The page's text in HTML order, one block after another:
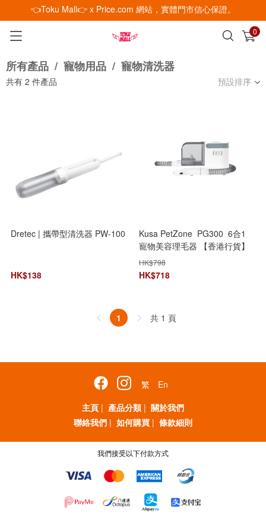
👈Toku Mall👉 x Price.com 網站，實體門市信心保證。
0
已加入購物車 查看
所有產品 / 寵物用品 / 寵物清洗器
共有 2 件產品 預設排序
Dretec | 攜帶型清洗器 PW-100
HK$138
Kusa PetZone PG300 6合1
寵物美容理毛器 【香港行貨】
[梳毛][剃毛][打薄][開結][清理]
[吸毛]
HK$798
HK$718
1 共 1 頁
繁
En
主頁 | 產品分類 | 關於我們
聯絡我們 | 如何購買 | 條款細則
我們接受以下付款方式